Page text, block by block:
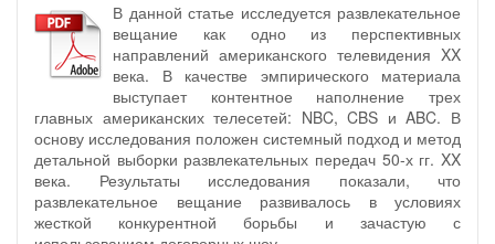
В данной статье исследуется развлекательное
вещание как одно из перспективных
направлений американского телевидения XX
века. В качестве эмпирического материала
выступает контентное наполнение трех
главных американских телесетей: NBC, CBS и ABC. В
основу исследования положен системный подход и метод
детальной выборки развлекательных передач 50-х гг. XX
века. Результаты исследования показали, что
развлекательное вещание развивалось в условиях
жесткой конкурентной борьбы и зачастую с